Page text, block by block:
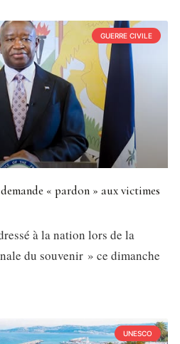
GUERRE CIVILE
« pardon » aux victimes
à la nation lors de la
du souvenir » ce dimanche
UNESCO